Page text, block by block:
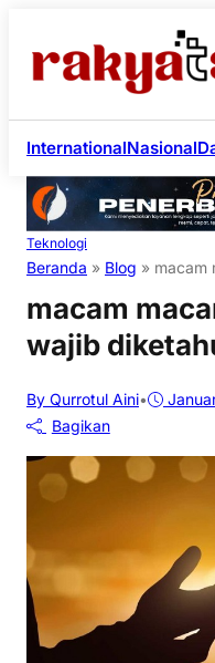
InternationalNasional
Teknologi
Beranda » Blog » macam
macam
wajib
By Qurrotul Aini•
Bagikan